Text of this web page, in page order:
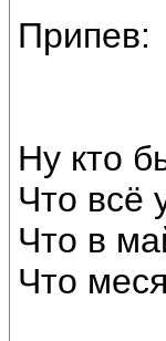
Припев:
Ну кто
Что всё
Что в
Что